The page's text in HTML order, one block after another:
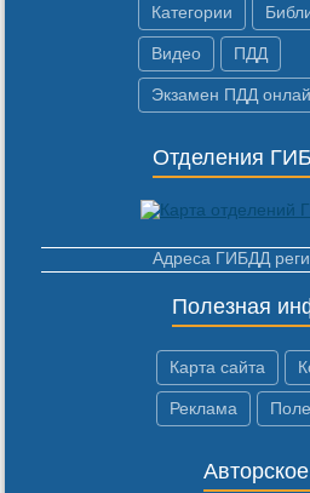
Категории
Видео ПДД
Экзамен ПДД
Отделения
Адреса ГИБДД
Полезная
Карта сайта
Реклама